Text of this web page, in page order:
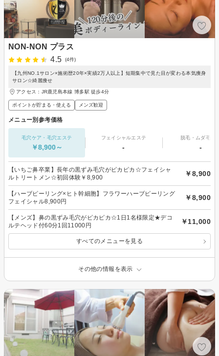
NON-NON プラス
4.5
(4件)
【九州NO.1サロン×施術歴20年×実績2万人以上】短期集中で見た目が変わる本気痩身
サロン☆綺麗痩せ
アクセス：JR鹿児島本線 博多駅 徒歩4分
ポイントが貯まる・使える メンズ歓迎
メニュー別参考価格
毛穴ケア・毛穴エステ
￥8,900～
フェイシャルエステ
-
脱毛・ムダ毛処
-
【いちご鼻卒業】長年の黒ずみ毛穴がピカピカ☆フェイシャ
ルトリートメン☆初回体験￥8,900
￥8,900
【ハーブピーリング×ヒト幹細胞】フラワーハーブピーリング
フェイシャル8,900円
￥8,900
【メンズ】鼻の黒ずみ毛穴がピカピカ☆1日1名様限定★デコ
ルテヘッド付60分1回11000円
￥11,000
すべてのメニューを見る
その他の情報を表示